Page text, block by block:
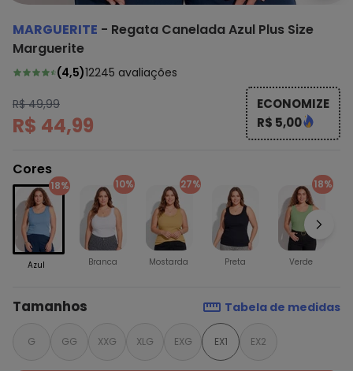
MARGUERITE - Regata Canelada Azul Plus Size
Marguerite
(4,5)12245 avaliações
R$ 49,99
R$ 44,99
ECONOMIZE
R$ 5,00
Cores
18%
Azul
10%
Branca
27%
Mostarda Preta
18%
Verde
Tamanhos Tabela de medidas
G GG XXG XLG EXG EX1 EX2